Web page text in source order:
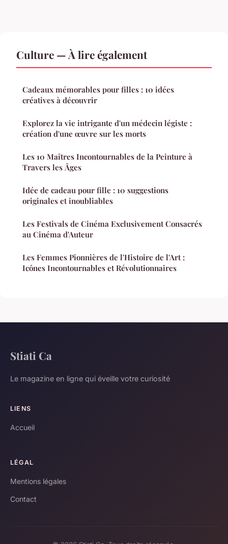
Culture — À lire également
Cadeaux mémorables pour filles : 10 idées
créatives à découvrir
Explorez la vie intrigante d'un médecin légiste :
création d'une œuvre sur les morts
Les 10 Maîtres Incontournables de la Peinture à
Travers les Âges
Idée de cadeau pour fille : 10 suggestions
originales et inoubliables
Les Festivals de Cinéma Exclusivement Consacrés
au Cinéma d'Auteur
Les Femmes Pionnières de l'Histoire de l'Art :
Icônes Incontournables et Révolutionnaires
Stiati Ca
Le magazine en ligne qui éveille votre curiosité
LIENS
Accueil
LÉGAL
Mentions légales
Contact